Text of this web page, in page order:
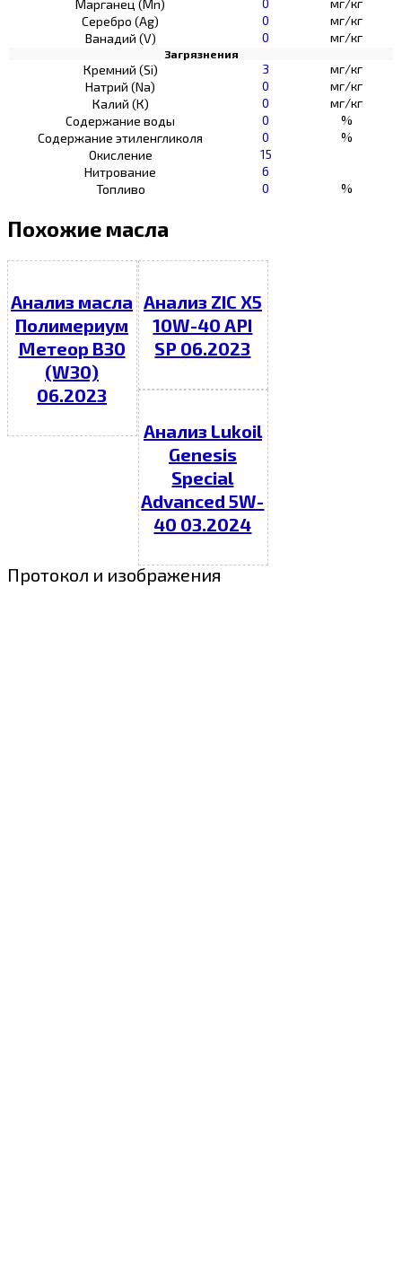
Марганец (Mn)
Серебро (Ag)
0
мг/кг
Ванадий (V)
0 мг/кг
Загрязнения
Кремний (Si) 3
мг/кг
Натрий (Na)
0
мг/кг
Калий (К)
0
мг/кг
Содержание воды
0
%
Содержание этиленгликоля
0
%
Окисление
15
Нитрование
6
Топливо
0 %
Похожие масла
Анализ масла
Полимериум
Метеор В30
(W30)
06.2023
Анализ ZIC X5
10W-40 API
SP 06.2023
Анализ Lukoil
Genesis
Special
Advanced 5W-
40 03.2024
Протокол и изображения